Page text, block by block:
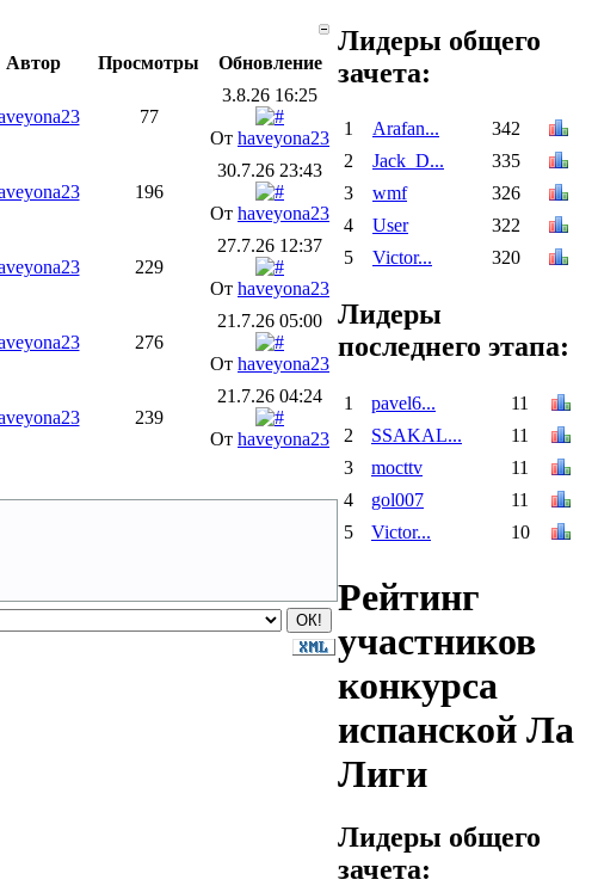
Автор Просмотры Обновление
77
3.8.26 16:25
От haveyona23
196
30.7.26 23:43
От haveyona23
229
27.7.26 12:37
От haveyona23
276
21.7.26 05:00
От haveyona23
239
21.7.26 04:24
От haveyona23
Лидеры общего
зачета:
1 Arafan...
342
2
Jack_D...
335
3
wmf
326
4
User
322
5
Victor... 320
Лидеры
последнего этапа:
1 pavel6...
11
2
SSAKAL...
11
3
mocttv
11
4
gol007
11
5
Victor... 10
Рейтинг
участников
конкурса
испанской Ла
Лиги
Лидеры общего
зачета: